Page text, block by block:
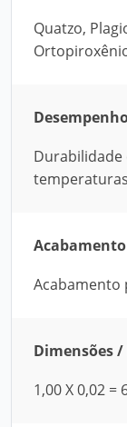
Quatzo,
Durabilidade
Acabamento
Dimensões /
1,00 X 0,02 =